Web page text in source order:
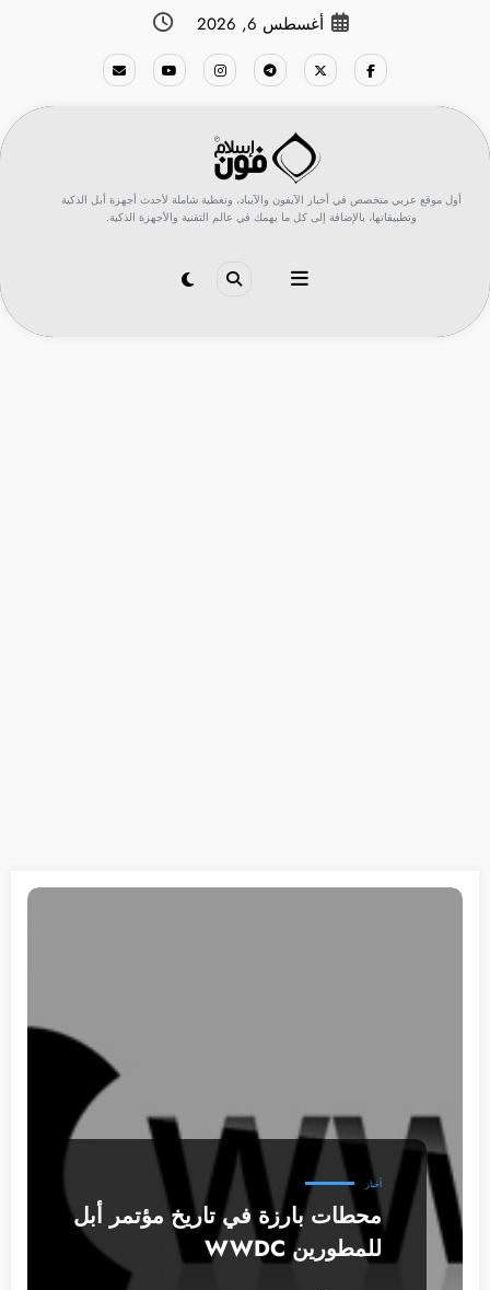
أغسطس 6, 2026
أول موقع عربي متخصص في أخبار الآيفون والآيباد، وتغطية شاملة لأحدث أجهزة أبل الذكية
وتطبيقاتها، بالإضافة إلى كل ما يهمك في عالم التقنية والأجهزة الذكية.
أخبار
محطات بارزة في تاريخ مؤتمر أبل
للمطورين WWDC